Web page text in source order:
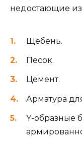
недостающие
Щебень.
Песок.
Цемент.
Арматура
Y-образные